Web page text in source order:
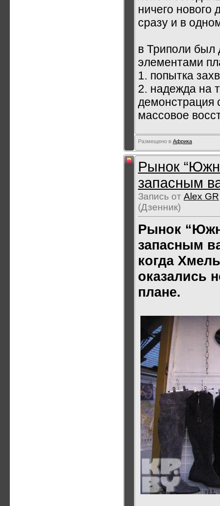
ничего нового
сразу и в
в Триполи был
элементами
1. попытка
2. надежда на
демонстрация
массовое
Размещено в Африка
Рынок
запасным
Запись от Alex GR
(Дзенник)
Рынок
запасным
когда
оказались
плане.